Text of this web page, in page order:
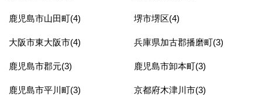
鹿児島市山田町(4) 堺市堺区(4)
大阪市東大阪市(4) 兵庫県加古郡播磨町(3)
鹿児島市郡元(3) 鹿児島市卸本町(3)
鹿児島市平川町(3) 京都府木津川市(3)